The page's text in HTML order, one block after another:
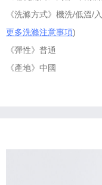
《洗滌方式》機洗/低溫/
更多洗滌注意事項)
《彈性》普通
《產地》中國